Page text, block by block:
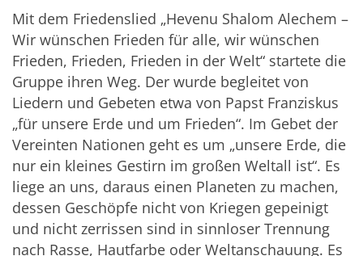
Mit dem Friedenslied „Hevenu Shalom Alechem –
Wir wünschen Frieden für alle, wir wünschen
Frieden, Frieden, Frieden in der Welt“ startete die
Gruppe ihren Weg. Der wurde begleitet von
Liedern und Gebeten etwa von Papst Franziskus
„für unsere Erde und um Frieden“. Im Gebet der
Vereinten Nationen geht es um „unsere Erde, die
nur ein kleines Gestirn im großen Weltall ist“. Es
liege an uns, daraus einen Planeten zu machen,
dessen Geschöpfe nicht von Kriegen gepeinigt
und nicht zerrissen sind in sinnloser Trennung
nach Rasse, Hautfarbe oder Weltanschauung. Es